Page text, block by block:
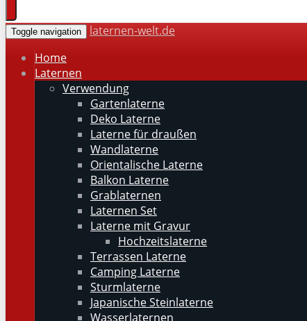
Toggle navigation
laternen-welt.de
Home
Laternen
Verwendung
Gartenlaterne
Deko Laterne
Laterne für draußen
Wandlaterne
Orientalische Laterne
Balkon Laterne
Grablaternen
Laternen Set
Laterne mit Gravur
Hochzeitslaterne
Terrassen Laterne
Camping Laterne
Sturmlaterne
Japanische Steinlaterne
Wasserlaternen